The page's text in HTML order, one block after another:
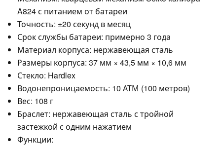
A824 с питанием от батареи
Точность: ±20 секунд в месяц
Срок службы батареи: примерно 3 года
Материал корпуса: нержавеющая сталь
Размеры корпуса: 37 мм × 43,5 мм × 10,6 мм
Стекло: Hardlex
Водонепроницаемость: 10 АТМ (100 метров)
Вес: 108 г
Браслет: нержавеющая сталь с тройной
застежкой с одним нажатием
Функции: